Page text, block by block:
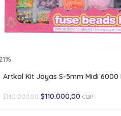
Artkal Kit Joyas S-5mm Midi 6000
$140.000,00 $110.000,00 COP